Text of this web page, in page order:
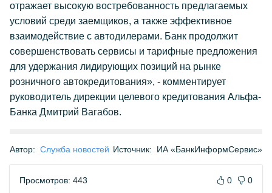
отражает высокую востребованность предлагаемых
условий среди заемщиков, а также эффективное
взаимодействие с автодилерами. Банк продолжит
совершенствовать сервисы и тарифные предложения
для удержания лидирующих позиций на рынке
розничного автокредитования», - комментирует
руководитель дирекции целевого кредитования Альфа-
Банка Дмитрий Вагабов.
Автор: Служба новостей Источник: ИА «БанкИнформСервис»
Просмотров: 443 0 0